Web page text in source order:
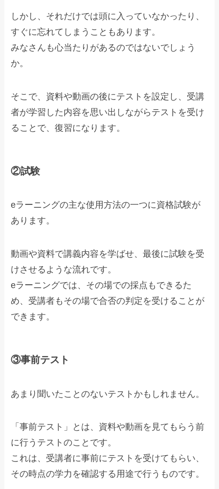
しかし、それだけでは頭に入っていなかったり、
すぐに忘れてしまうこともあります。
みなさんも心当たりがあるのではないでしょう
か。
そこで、資料や動画の後にテストを設定し、受講
者が学習した内容を思い出しながらテストを受け
ることで、復習になります。
②試験
eラーニングの主な使用方法の一つに資格試験が
あります。
動画や資料で講義内容を学ばせ、最後に試験を受
けさせるような流れです。
eラーニングでは、その場での採点もできるた
め、受講者もその場で合否の判定を受けることが
できます。
③事前テスト
あまり聞いたことのないテストかもしれません。
「事前テスト」とは、資料や動画を見てもらう前
に行うテストのことです。
これは、受講者に事前にテストを受けてもらい、
その時点の学力を確認する用途で行うものです。